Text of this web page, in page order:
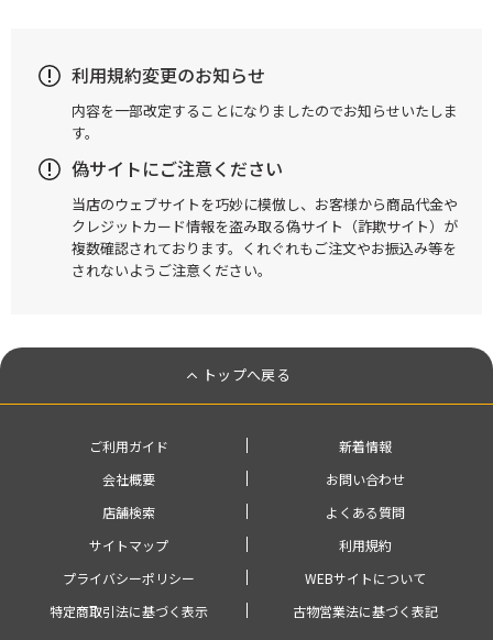
利用規約変更のお知らせ
内容を一部改定することになりましたのでお知らせいたしま
す。
偽サイトにご注意ください
当店のウェブサイトを巧妙に模倣し、お客様から商品代金や
クレジットカード情報を盗み取る偽サイト（詐欺サイト）が
複数確認されております。くれぐれもご注文やお振込み等を
されないようご注意ください。
トップへ戻る
ご利用ガイド
新着情報
会社概要
お問い合わせ
店舗検索
よくある質問
サイトマップ
利用規約
プライバシーポリシー
WEBサイトについて
特定商取引法に基づく表示
古物営業法に基づく表記